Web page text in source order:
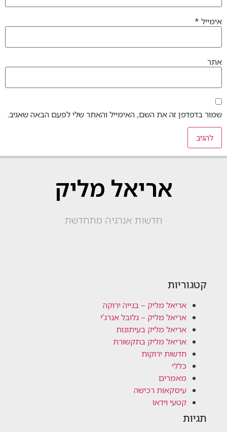
אימייל *
אתר
שמור בדפדפן זה את השם, האימייל והאתר שלי לפעם הבאה שאגיב.
אריאל מליק
חדשות אנרגיה מתחדשת
קטגוריות
אריאל מליק – בנייה ירוקה
אריאל מליק – גלובל אנרג'י
אריאל מליק בעיתונות
אריאל מליק בתקשורת
חדשות ירוקות
כללי
מאמרים
עיסקאות רכישה
קטעי וידאו
תגיות